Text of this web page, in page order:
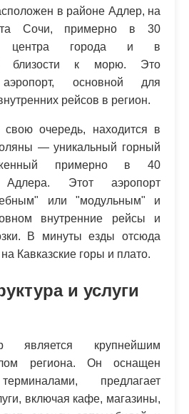
в районе Адлер, на
Сочи, примерно в 30
центра города и в
близости к морю. Это
основной для
рейсов в регион.
очередь, находится в
— уникальный горный
примерно в 40
Этот аэропорт
или "модульным" и
внутренние рейсы и
В минуты езды отсюда
Кавказские горы и плато.
и услуги
является крупнейшим
региона. Он оснащен
предлагает
включая кафе, магазины,